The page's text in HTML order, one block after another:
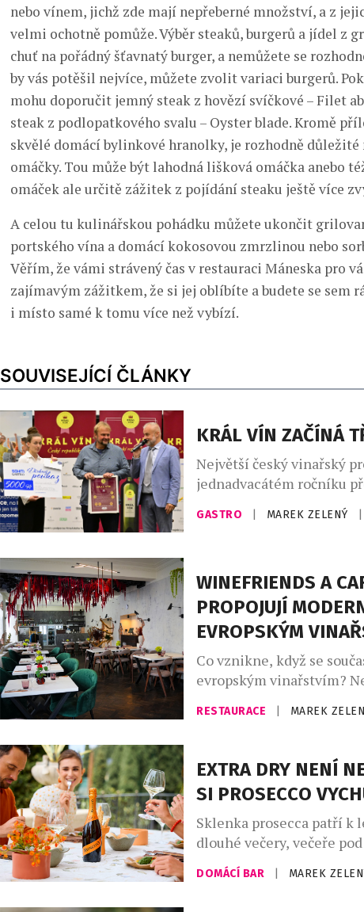
nebo vínem, jichž zde mají nepřeberné množství, a z
velmi ochotně pomůže. Výběr steaků, burgerů a jídel z
chuť na pořádný šťavnatý burger, a nemůžete se
by vás potěšil nejvíce, můžete zvolit variaci burgerů.
mohu doporučit jemný steak z hovězí svíčkové – Filet
steak z podlopatkového svalu – Oyster blade. Kromě
skvělé domácí bylinkové hranolky, je rozhodně důležité
omáčky. Tou může být lahodná lišková omáčka anebo
omáček ale určitě zážitek z pojídání steaku ještě více
A celou tu kulinářskou pohádku můžete ukončit
portského vína a domácí kokosovou zmrzlinou nebo
Věřím, že vámi strávený čas v restauraci Máneska pro
zajímavým zážitkem, že si jej oblíbíte a budete se sem
i místo samé k tomu více než vybízí.
SOUVISEJÍCÍ ČLÁNKY
KRÁL VÍN ZAČÍNÁ
Největší český vinařský
jednadvacátém ročníku
vzorků od 157 vinařů.
si klade za […]
GASTRO MAREK ZELENÝ
WINEFRIENDS A
PROPOJUJÍ
EVROPSKÝM
Co vznikne, když se
evropským vinařstvím?
série výjimečných
napříč kontinenty,
připravila na podzim
degustačních večerů.
restauraci PRU58, jeden
RESTAURACE MAREK
EXTRA DRY NENÍ
SI PROSECCO
Sklenka prosecca patří k
dlouhé večery, večeře
setkání s přáteli. Své
našich skleničkách.
DOMÁCÍ BAR MAREK